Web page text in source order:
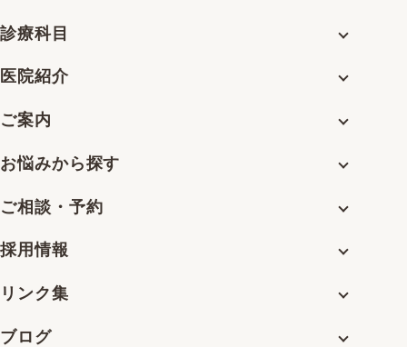
診療科目
医院紹介
ご案内
お悩みから探す
ご相談・予約
採用情報
リンク集
ブログ